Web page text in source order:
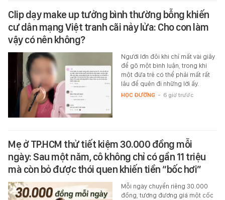
Clip dạy make up tưởng bình thường bỗng khiến
cư dân mạng Việt tranh cãi nảy lửa: Cho con làm
vậy có nên không?
Người lớn đôi khi chỉ mất vài giây
để gõ một bình luận, trong khi
một đứa trẻ có thể phải mất rất
lâu để quên đi những lời ấy.
HỌC ĐƯỜNG - 6 giờ trước
Mẹ ở TP.HCM thử tiết kiệm 30.000 đồng mỗi
ngày: Sau một năm, cô không chỉ có gần 11 triệu
mà còn bỏ được thói quen khiến tiền “bốc hơi”
Mỗi ngày chuyển riêng 30.000
đồng, tương đương giá một cốc